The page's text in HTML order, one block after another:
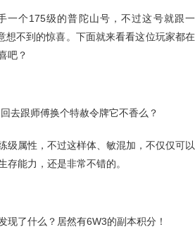
一个175级的普陀山号，不过这号就跟一
想不到的惊喜。下面就来看看这位玩家都在
吧？
去跟师傅换个特赦令牌它不香么？
级属性，不过这样体、敏混加，不仅仅可以
存能力，还是非常不错的。
现了什么？居然有6W3的副本积分！